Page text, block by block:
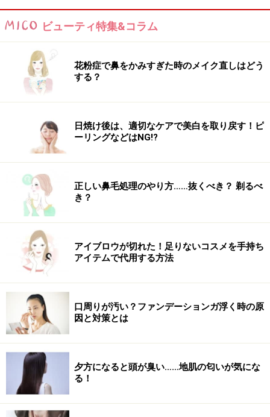
ビューティ特集&コラム
花粉症で鼻をかみすぎた時のメイク直しはどう
する？
日焼け後は、適切なケアで美白を取り戻す！ピ
ーリングなどはNG!?
正しい鼻毛処理のやり方……抜くべき？ 剃るべ
き？
アイブロウが切れた！足りないコスメを手持ち
アイテムで代用する方法
口周りが汚い？ファンデーションガ浮く時の原
因と対策とは
夕方になると頭が臭い……地肌の匂いが気にな
る！